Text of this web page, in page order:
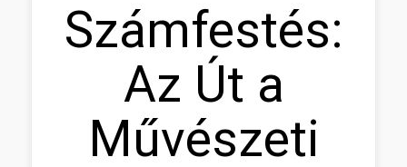
Számfestés:
Az Út a
Művészeti